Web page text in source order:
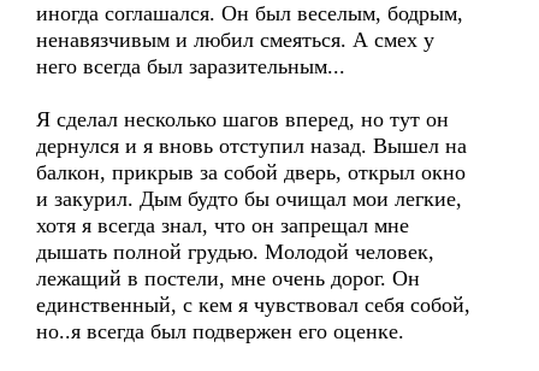
иногда соглашался. Он был веселым, бодрым,
ненавязчивым и любил смеяться. А смех у
него всегда был заразительным...
Я сделал несколько шагов вперед, но тут он
дернулся и я вновь отступил назад. Вышел на
балкон, прикрыв за собой дверь, открыл окно
и закурил. Дым будто бы очищал мои легкие,
хотя я всегда знал, что он запрещал мне
дышать полной грудью. Молодой человек,
лежащий в постели, мне очень дорог. Он
единственный, с кем я чувствовал себя собой,
но..я всегда был подвержен его оценке.